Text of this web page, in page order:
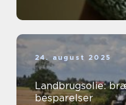
24. august 2025
Landbrugsolie:
besparelser